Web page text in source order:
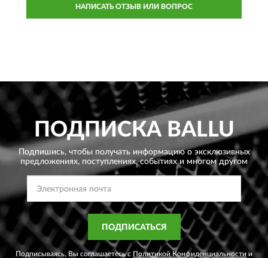
НАПИСАТЬ ОТЗЫВ ИЛИ ВОПРОС
ПОДПИСКАBALLU
Подпишись, чтобы получать информацию о эксклюзивных
предложениях, поступлениях, событиях и многом другом
ПОДПИСАТЬСЯ
Подписываясь, Вы соглашаетесь с Политикой Конфиденциальности и